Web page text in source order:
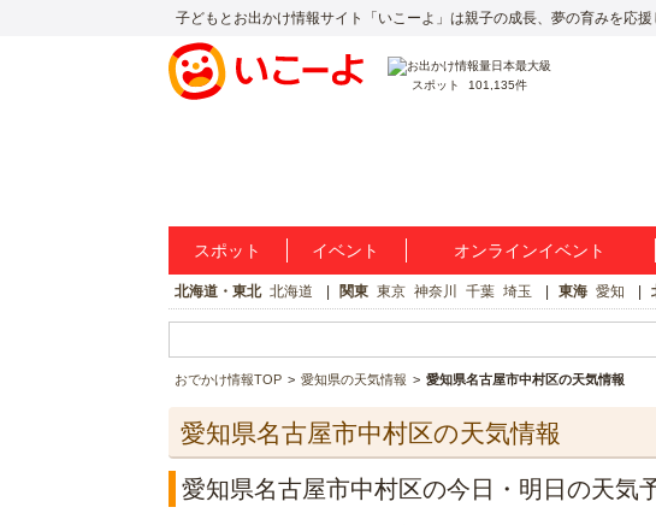
子どもとお出かけ情報サイト「いこーよ」は親子の成長、夢の育みを応援
スポット 101,135件
スポット イベント オンラインイベント
北海道・東北 北海道 関東 東京 神奈川 千葉 埼玉 東海 愛知
おでかけ情報TOP 愛知県の天気情報 愛知県名古屋市中村区の天気情報
愛知県名古屋市中村区の天気情報
愛知県名古屋市中村区の今日・明日の天気